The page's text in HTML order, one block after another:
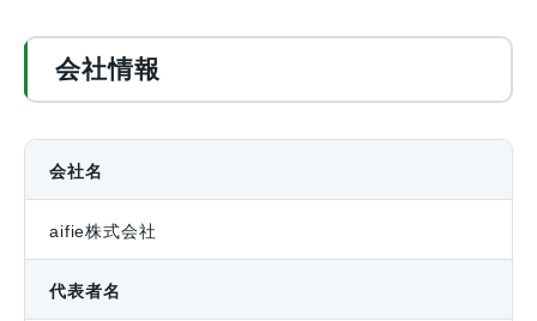
会社情報
会社名
aifie株式会社
代表者名